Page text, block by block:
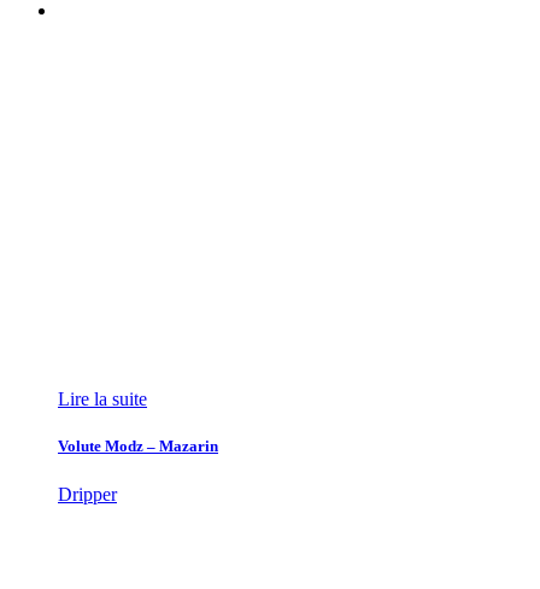
Lire la suite
Volute Modz – Mazarin
Dripper